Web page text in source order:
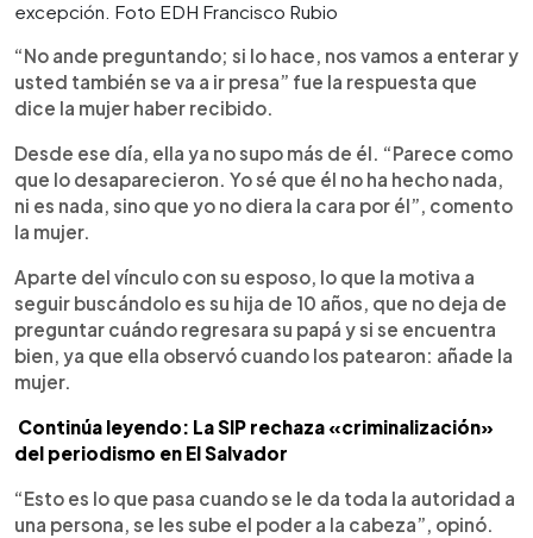
excepción. Foto EDH Francisco Rubio
“No ande preguntando; si lo hace, nos vamos a enterar y
usted también se va a ir presa” fue la respuesta que
dice la mujer haber recibido.
Desde ese día, ella ya no supo más de él. “Parece como
que lo desaparecieron. Yo sé que él no ha hecho nada,
ni es nada, sino que yo no diera la cara por él”, comento
la mujer.
Aparte del vínculo con su esposo, lo que la motiva a
seguir buscándolo es su hija de 10 años, que no deja de
preguntar cuándo regresara su papá y si se encuentra
bien, ya que ella observó cuando los patearon: añade la
mujer.
Continúa leyendo: La SIP rechaza «criminalización»
del periodismo en El Salvador
“Esto es lo que pasa cuando se le da toda la autoridad a
una persona, se les sube el poder a la cabeza”, opinó.